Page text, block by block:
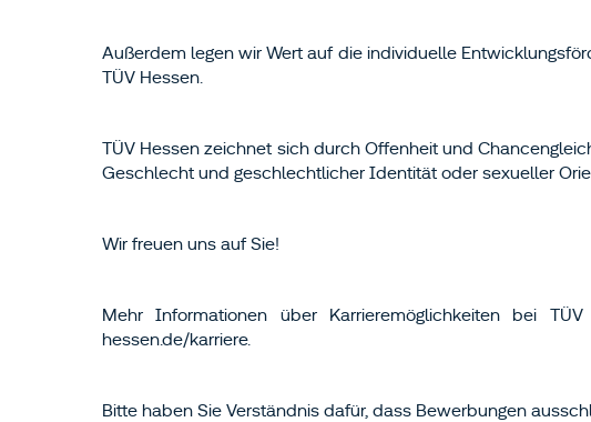
Außerdem legen wir Wert auf die individuelle
TÜV Hessen.
TÜV Hessen zeichnet sich durch Offenheit und
Geschlecht und geschlechtlicher Identität oder sexueller
Wir freuen uns auf Sie!
Mehr Informationen über Karrieremöglichkeiten bei
hessen.de/karriere.
Bitte haben Sie Verständnis dafür, dass Bewerbungen